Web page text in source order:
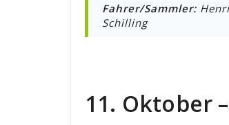
Fahrer/Sammler:
Schilling
11. Oktober